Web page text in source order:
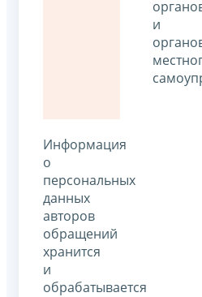
и
Информация
о
персональных
данных
авторов
обращений
хранится
и
обрабатывается